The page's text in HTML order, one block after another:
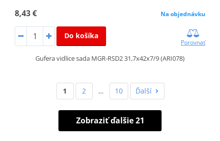
8,43 € Na objednávku
Do košíka
Porovnať
Gufera vidlice sada MGR-RSD2 31,7x42x7/9 (ARI078)
1 2 … 10 Ďalší
Zobraziť ďalšie 21